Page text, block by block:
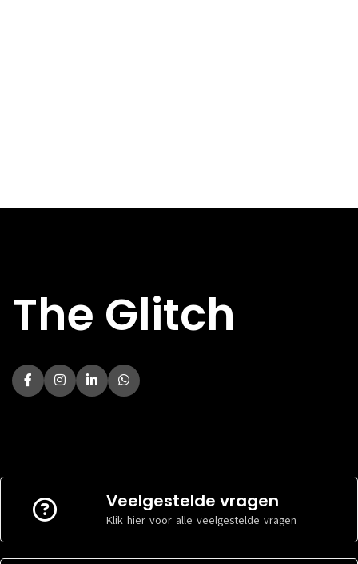
The Glitch
Veelgestelde vragen
Klik hier voor alle veelgestelde vragen